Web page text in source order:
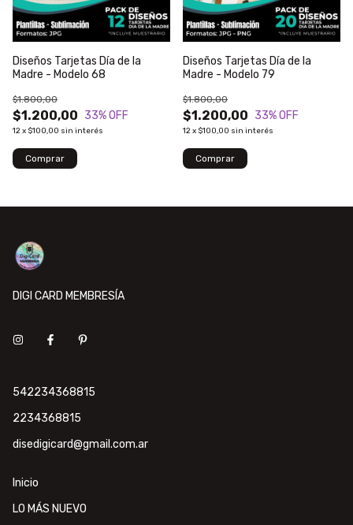
Diseños Tarjetas Día de la
Madre - Modelo 68
$1.200,00
$1.800,00
33% OFF
12x $100,00 sin interés
Diseños Tarjetas Día de la
Madre - Modelo 79
$1.200,00
$1.800,00
33% OFF
12x $100,00 sin interés
DIGI CARD MEMBRESÍA
542234368815
2234368815
disedigicard@gmail.com.ar
Inicio
LO MÁS NUEVO